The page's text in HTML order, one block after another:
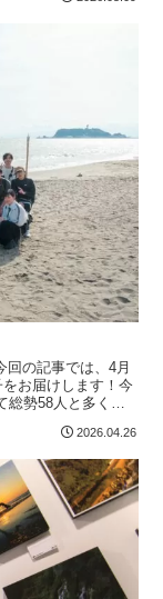
記事では、4月
お届けします！今
勢58人と多くの
2026.04.26